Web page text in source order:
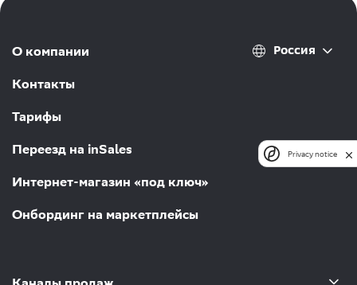
О компании
Контакты
Тарифы
Переезд на inSales
Интернет-магазин «под ключ»
Онбординг на маркетплейсы
Россия
Privacy notice